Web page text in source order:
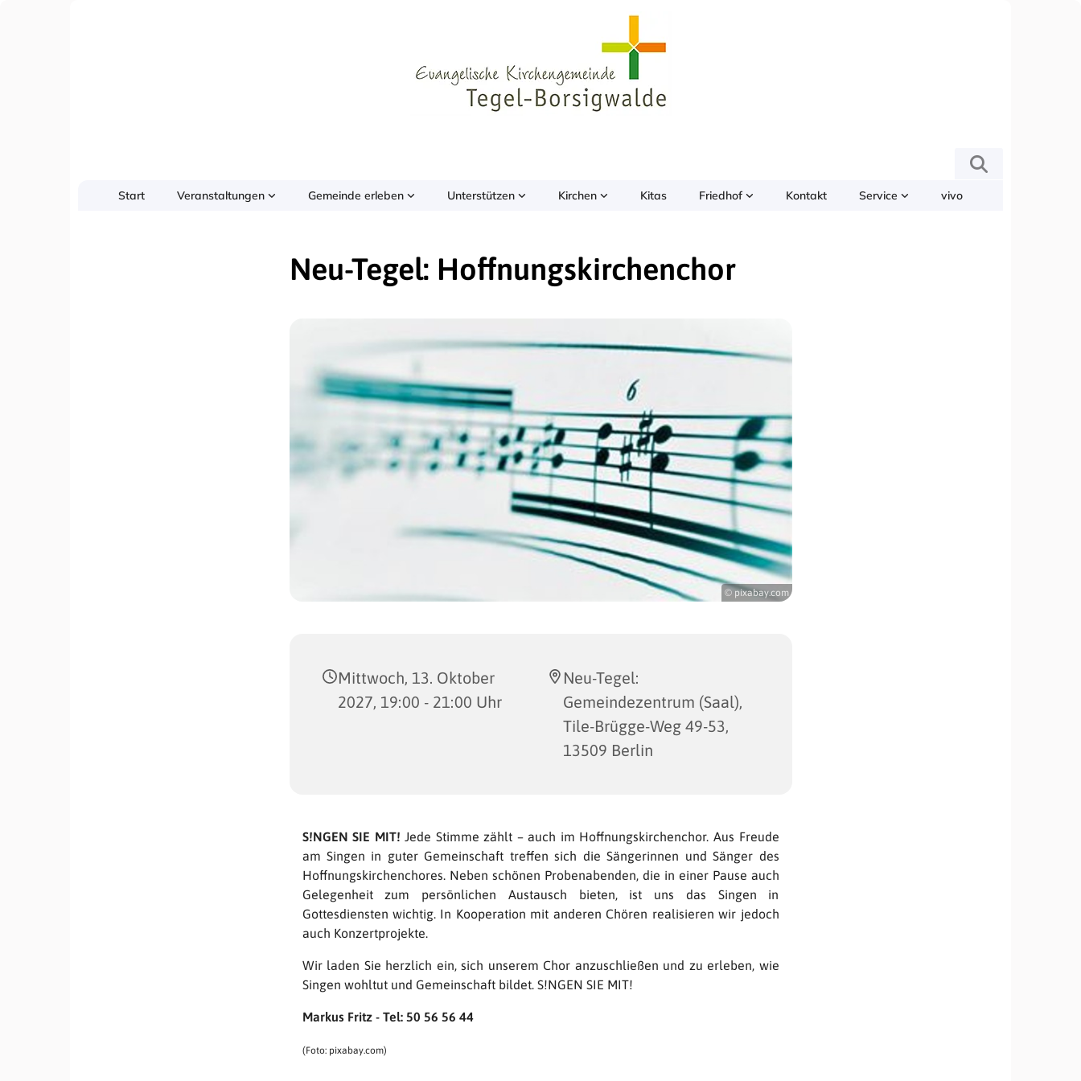
Start Veranstaltungen Gemeinde erleben Unterstützen Kirchen Kitas Friedhof Kontakt Service vivo
Neu-Tegel: Hoffnungskirchenchor
© pixabay.com
Mittwoch, 13. Oktober
2027, 19:00 - 21:00 Uhr
Neu-Tegel:
Gemeindezentrum (Saal),
Tile-Brügge-Weg 49-53,
13509 Berlin
S!NGEN SIE MIT! Jede Stimme zählt – auch im Hoffnungskirchenchor. Aus Freude
am Singen in guter Gemeinschaft treffen sich die Sängerinnen und Sänger des
Hoffnungskirchenchores. Neben schönen Probenabenden, die in einer Pause auch
Gelegenheit zum persönlichen Austausch bieten, ist uns das Singen in
Gottesdiensten wichtig. In Kooperation mit anderen Chören realisieren wir jedoch
auch Konzertprojekte.
Wir laden Sie herzlich ein, sich unserem Chor anzuschließen und zu erleben, wie
Singen wohltut und Gemeinschaft bildet. S!NGEN SIE MIT!
Markus Fritz - Tel: 50 56 56 44
(Foto: pixabay.com)